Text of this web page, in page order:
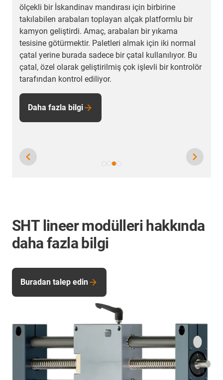
İster kılavuz vida, ister dişli kayış veya kremayer
tahrik olsun: burada drylin tahrik teknolojisi
müşterilerimizin başarılı uygulama örneklerini
bulabilirsiniz.
Genel bakışa git
SHT lineer modülleri hakkında
daha fazla bilgi
Buradan talep edin